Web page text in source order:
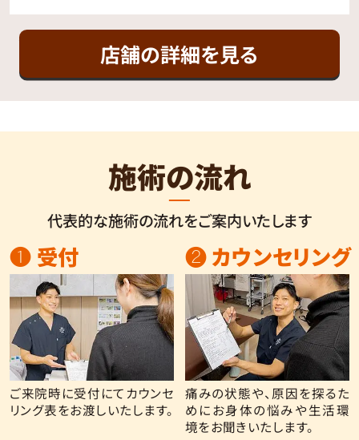
店舗の詳細を見る
施術の流れ
代表的な施術の流れをご案内いたします
❶ 受付
ご来院時に受付にてカウンセ
リング表をお渡しいたします。
❷ カウンセリング
痛みの状態や、原因を探るた
めにお身体の悩みや生活環
境をお聞きいたします。